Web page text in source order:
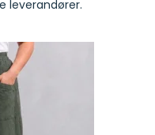
leverandører.